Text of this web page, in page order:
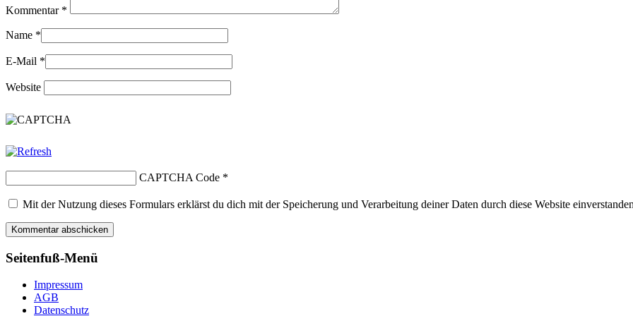
Kommentar *
Name *
E-Mail *
Website
CAPTCHA Code *
Mit der Nutzung dieses Formulars erklärst du dich mit der Speicherung und Verarbeitung deiner Daten durch diese Website
Seitenfuß-Menü
Impressum
AGB
Datenschutz